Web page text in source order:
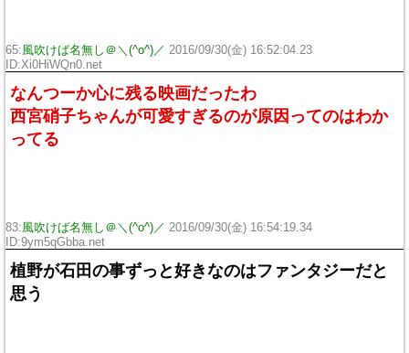
65:風吹けば名無し＠＼(^o^)／ 2016/09/30(金) 16:52:04.23
ID:Xi0HiWQn0.net
なんつーか心に残る映画だったわ
西宮硝子ちゃんが可愛すぎるのが原因ってのはわか
ってる
83:風吹けば名無し＠＼(^o^)／ 2016/09/30(金) 16:54:19.34
ID:9ym5qGbba.net
植野が石田の事ずっと好きなのはファンタジーだと
思う